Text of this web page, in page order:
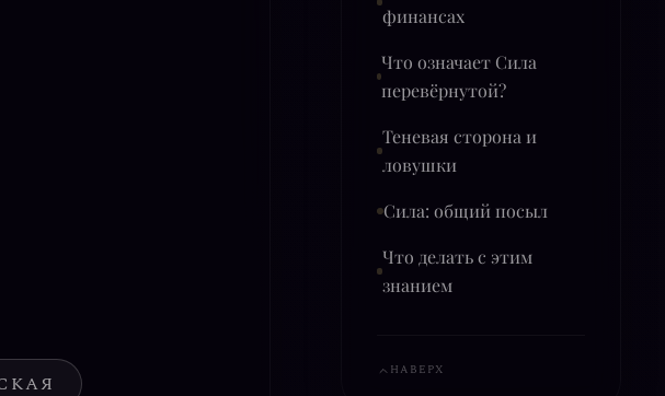
финансах
Что означает Сила
перевёрнутой?
Теневая сторона и
ловушки
Сила: общий посыл
Что делать с этим
знанием
НАВЕРХ